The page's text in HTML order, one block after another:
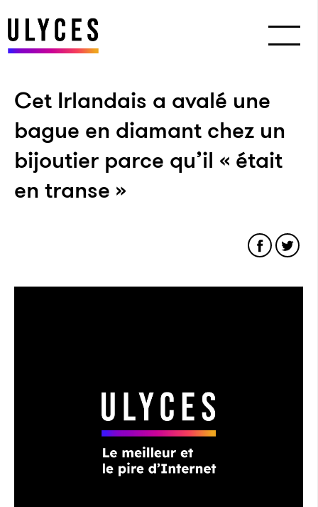
Cet Irlandais a avalé une
bague en diamant chez un
bijoutier parce qu’il « était
en transe »